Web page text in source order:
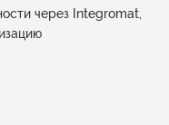
через Integromat,